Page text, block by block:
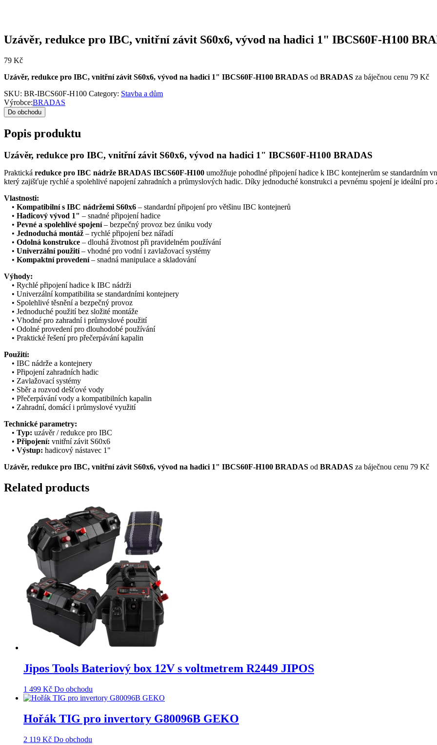
Uzávěr, redukce pro IBC, vnitřní závit S60x6, vývod na hadici 1" IBCS60F-H100
79 Kč
Uzávěr, redukce pro IBC, vnitřní závit S60x6, vývod na hadici 1" IBCS60F-H100 BRADAS od BRADAS za báječnou cenu 79 Kč
SKU: BR-IBCS60F-H100 Category: Stavba a dům
Výrobce:BRADAS
Do obchodu
Popis produktu
Uzávěr, redukce pro IBC, vnitřní závit S60x6, vývod na hadici 1" IBCS60F-H100 BRADAS
Praktická redukce pro IBC nádrže BRADAS IBCS60F-H100 umožňuje pohodlné připojení hadice k IBC kontejnerům se standardním
který zajišťuje rychlé a spolehlivé napojení zahradních a průmyslových hadic. Díky jednoduché konstrukci a pevnému spojení je ideální
Vlastnosti:
• Kompatibilní s IBC nádržemi S60x6 – standardní připojení pro většinu IBC kontejnerů
• Hadicový vývod 1" – snadné připojení hadice
• Pevné a spolehlivé spojení– bezpečný provoz bez úniku vody
• Jednoduchá montáž – rychlé připojení bez nářadí
• Odolná konstrukce – dlouhá životnost při pravidelném používání
• Univerzální použití– vhodné pro vodní i zavlažovací systémy
• Kompaktní provedení– snadná manipulace a skladování
Výhody:
• Rychlé připojení hadice k IBC nádrži
• Univerzální kompatibilita se standardními kontejnery
• Spolehlivé těsnění a bezpečný provoz
• Jednoduché použití bez složité montáže
• Vhodné pro zahradní i průmyslové použití
• Odolné provedení pro dlouhodobé používání
• Praktické řešení pro přečerpávání kapalin
Použití:
• IBC nádrže a kontejnery
• Připojení zahradních hadic
• Zavlažovací systémy
• Sběr a rozvod dešťové vody
• Přečerpávání vody a kompatibilních kapalin
• Zahradní, domácí i průmyslové využití
Technické parametry:
• Typ: uzávěr / redukce pro IBC
• Připojení: vnitřní závit S60x6
• Výstup: hadicový nástavec 1"
Uzávěr, redukce pro IBC, vnitřní závit S60x6, vývod na hadici 1" IBCS60F-H100 BRADAS od BRADAS za báječnou cenu 79 Kč
Related products
Jipos Tools Bateriový box 12V s voltmetrem R2449 JIPOS
1 499 Kč Do obchodu
Hořák TIG pro invertory G80096B GEKO
2 119 Kč Do obchodu